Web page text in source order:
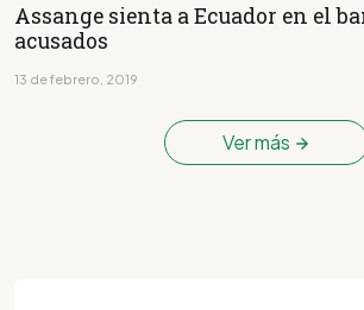
Assange sienta a Ecuador en el
acusados
13 de febrero, 2019
Ver más